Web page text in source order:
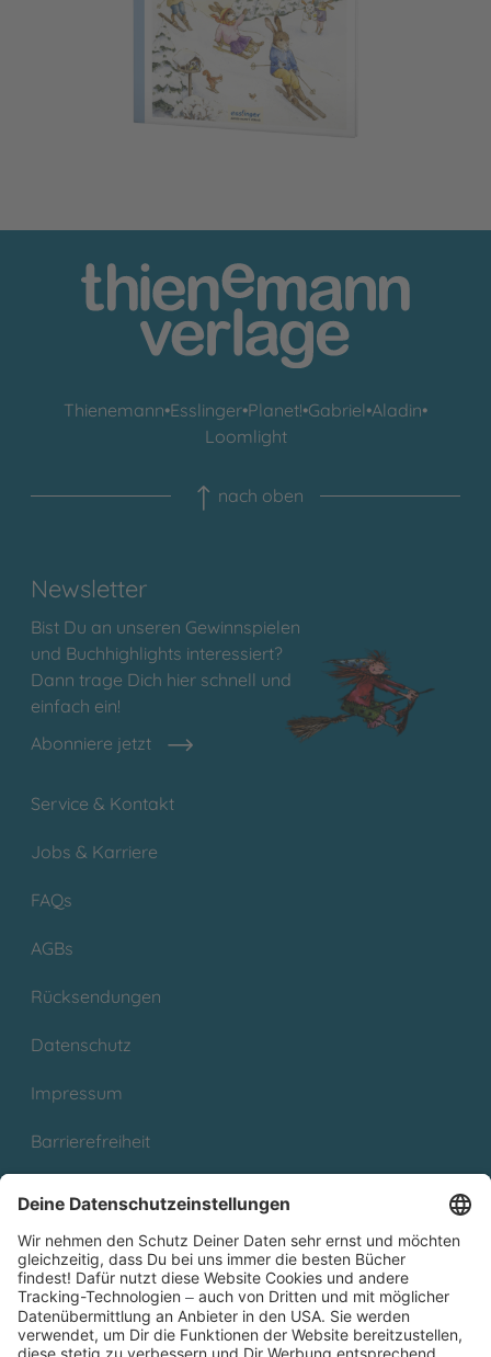
Die Häschenschule 5: Winter in der Häschenschule
Thienemann•Esslinger•Planet!•Gabriel•Aladin•
Loomlight
nach oben
Newsletter
Bist Du an unseren Gewinnspielen
und Buchhighlights interessiert?
Dann trage Dich hier schnell und
einfach ein!
Abonniere jetzt
Service & Kontakt
Jobs & Karriere
FAQs
AGBs
Rücksendungen
Datenschutz
Impressum
Barrierefreiheit
Partnerprogramm (Affiliate)
Folge uns auf